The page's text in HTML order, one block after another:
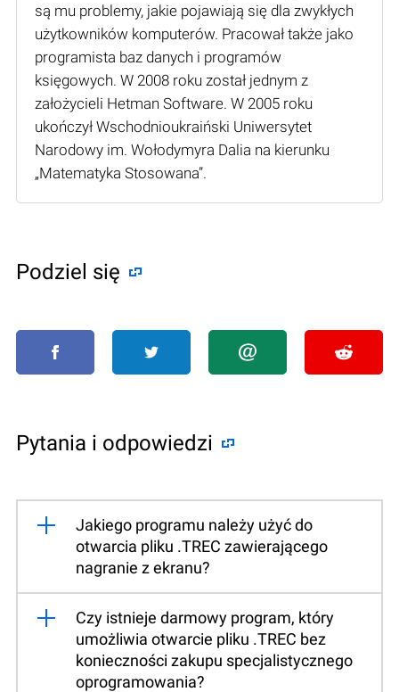
są mu problemy, jakie pojawiają się dla zwykłych
użytkowników komputerów. Pracował także jako
programista baz danych i programów
księgowych. W 2008 roku został jednym z
założycieli Hetman Software. W 2005 roku
ukończył Wschodnioukraiński Uniwersytet
Narodowy im. Wołodymyra Dalia na kierunku
„Matematyka Stosowana”.
Podziel się
Pytania i odpowiedzi
Jakiego programu należy użyć do
otwarcia pliku .TREC zawierającego
nagranie z ekranu?
Czy istnieje darmowy program, który
umożliwia otwarcie pliku .TREC bez
konieczności zakupu specjalistycznego
oprogramowania?